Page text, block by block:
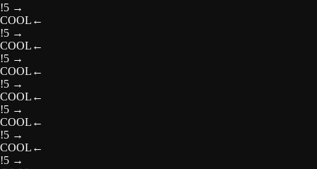
!5 →
COOL ←
!5 →
COOL ←
!5 →
COOL ←
!5 →
COOL ←
!5 →
COOL ←
!5 →
COOL ←
!5 →